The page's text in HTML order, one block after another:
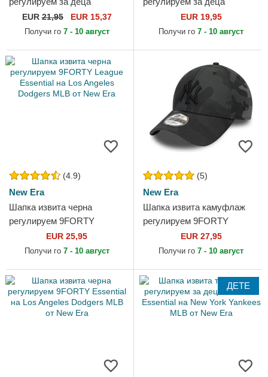
9FORTY The League на Los
Angeles Lakers NBA от New
EUR21,95 EUR 15,37
Получи го 7 - 10 август
9FORTY League Essential
на New York Yankees MLB
EUR 19,95
Получи го 7 - 10 август
(4.9)
New Era
Шапка извита черна
регулируем 9FORTY
League Essential на Los
Angeles Dodgers MLB от
EUR 25,95
Получи го 7 - 10 август
(5)
New Era
Шапка извита камуфлаж
регулируем 9FORTY
League Essential на New
York Yankees MLB от New
EUR 27,95
Получи го 7 - 10 август
ДЕТЕ